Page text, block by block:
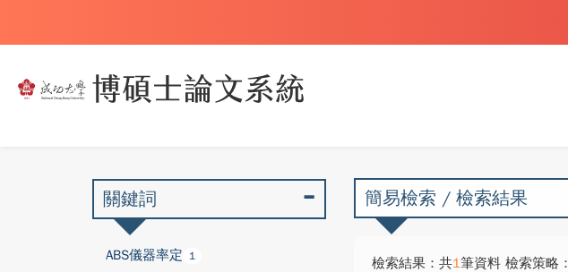
簡易檢索 / 檢索結果
檢索結果：共1筆資料 檢索策略：
關鍵詞
ABS儀器率定 1